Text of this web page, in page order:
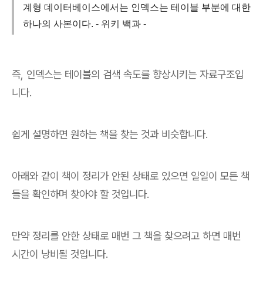
계형 데이터베이스에서는 인덱스는 테이블 부분에 대한
하나의 사본이다. - 위키 백과 -
즉, 인덱스는 테이블의 검색 속도를 향상시키는 자료구조입
니다.
쉽게 설명하면 원하는 책을 찾는 것과 비슷합니다.
아래와 같이 책이 정리가 안된 상태로 있으면 일일이 모든 책
들을 확인하며 찾아야 할 것입니다.
만약 정리를 안한 상태로 매번 그 책을 찾으려고 하면 매번
시간이 낭비될 것입니다.